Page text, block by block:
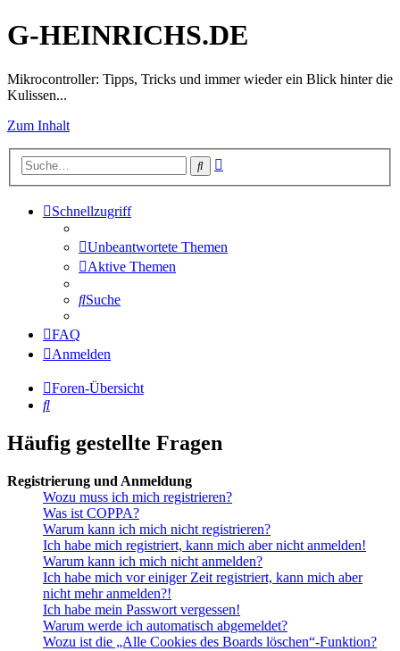
G-HEINRICHS.DE
Mikrocontroller: Tipps, Tricks und immer wieder ein Blick hinter die
Kulissen...
Zum Inhalt
Suche
Schnellzugriff
Unbeantwortete Themen
Aktive Themen
Suche
FAQ
Anmelden
Foren-Übersicht
Suche
Häufig gestellte Fragen
Registrierung und Anmeldung
Wozu muss ich mich registrieren?
Was ist COPPA?
Warum kann ich mich nicht registrieren?
Ich habe mich registriert, kann mich aber nicht anmelden!
Warum kann ich mich nicht anmelden?
Ich habe mich vor einiger Zeit registriert, kann mich aber
nicht mehr anmelden?!
Ich habe mein Passwort vergessen!
Warum werde ich automatisch abgemeldet?
Wozu ist die „Alle Cookies des Boards löschen“-Funktion?